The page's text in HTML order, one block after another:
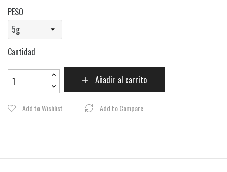
PESO
Cantidad
Añadir al carrito
Add to Wishlist Add to Compare